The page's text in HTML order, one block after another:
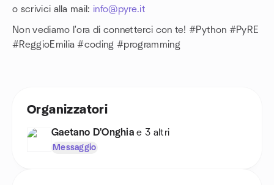
o scrivici alla mail: info@pyre.it
Non vediamo l'ora di connetterci con te! #Python #PyRE
#ReggioEmilia #coding #programming
Organizzatori
Gaetano D'Onghia e 3 altri
Messaggio